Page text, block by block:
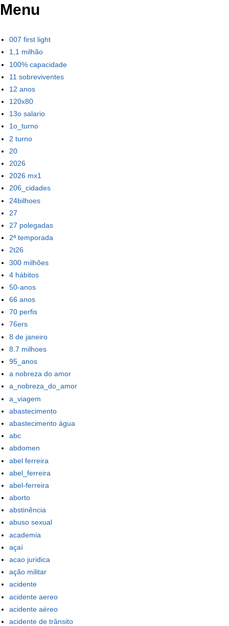
Menu
007 first light
1,1 milhão
100% capacidade
11 sobreviventes
12 anos
120x80
13o salario
1o_turno
2 turno
20
2026
2026 mx1
206_cidades
24bilhoes
27
27 polegadas
2ª temporada
2t26
300 milhões
4 hábitos
50-anos
66 anos
70 perfis
76ers
8 de janeiro
8.7 milhoes
95_anos
a nobreza do amor
a_nobreza_do_amor
a_viagem
abastecimento
abastecimento água
abc
abdomen
abel ferreira
abel_ferreira
abel-ferreira
aborto
abstinência
abuso sexual
academia
açaí
acao juridica
ação militar
acidente
acidente aereo
acidente aéreo
acidente de trânsito